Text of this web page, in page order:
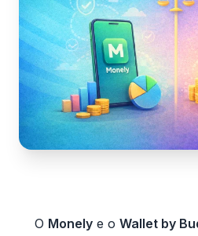
O Monely e o Wallet by